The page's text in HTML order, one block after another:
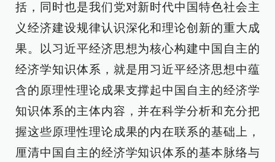
括，同时也是我们党对新时代中国特色社会主
义经济建设规律认识深化和理论创新的重大成
果。以习近平经济思想为核心构建中国自主的
经济学知识体系，就是用习近平经济思想中蕴
含的原理性理论成果支撑起中国自主的经济学
知识体系的主体内容，并在科学分析和充分把
握这些原理性理论成果的内在联系的基础上，
厘清中国自主的经济学知识体系的基本脉络与